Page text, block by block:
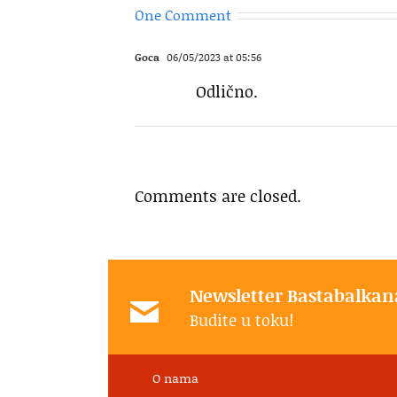
One Comment
Goca 06/05/2023 at 05:56
Odlično.
Comments are closed.
Newsletter
Budite u toku!
O nama